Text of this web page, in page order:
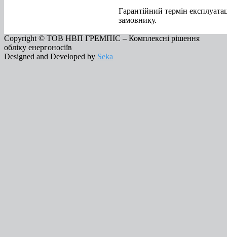
Гарантійний термін
замовнику.
Copyright © ТОВ НВП ГРЕМПІС – Комплексні рішення
обліку енергоносіїв
Designed and Developed by Seka